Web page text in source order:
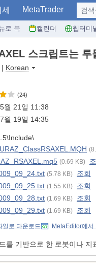
MetaTrader
로 북 캘린더 웹터미
검
스크립트는
| Korean
(24)
월 21일 11:38
월 19일 14:35
(0.69 KB)
(5.78 KB)
조회
(1.55 KB)
조회
(1.69 KB)
조회
(1.69 KB) 조회
일로 다운로드 MetaEditor에서
를 기반으로 한 로봇이나